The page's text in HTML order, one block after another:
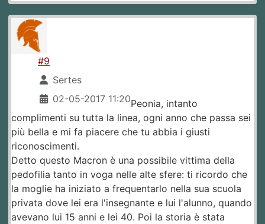
#9
Sertes
02-05-2017 11:20Peonia, intanto
complimenti su tutta la linea, ogni anno che passa sei
più bella e mi fa piacere che tu abbia i giusti
riconoscimenti.
Detto questo Macron è una possibile vittima della
pedofilia tanto in voga nelle alte sfere: ti ricordo che
la moglie ha iniziato a frequentarlo nella sua scuola
privata dove lei era l'insegnante e lui l'alunno, quando
avevano lui 15 anni e lei 40. Poi la storia è stata